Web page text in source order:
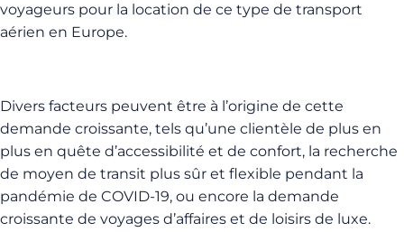
voyageurs pour la location de ce type de transport
aérien en Europe.
Divers facteurs peuvent être à l’origine de cette
demande croissante, tels qu’une clientèle de plus en
plus en quête d’accessibilité et de confort, la recherche
de moyen de transit plus sûr et flexible pendant la
pandémie de COVID-19, ou encore la demande
croissante de voyages d’affaires et de loisirs de luxe.